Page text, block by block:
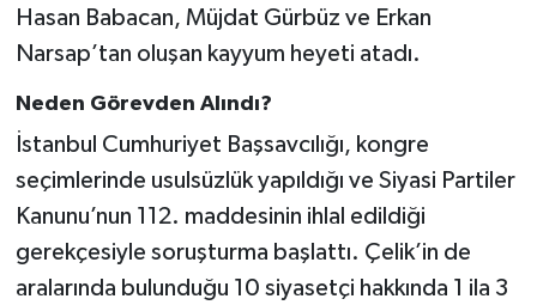
Hasan Babacan, Müjdat Gürbüz ve Erkan
Narsap’tan oluşan kayyum heyeti atadı.
Neden Görevden Alındı?
İstanbul Cumhuriyet Başsavcılığı, kongre
seçimlerinde usulsüzlük yapıldığı ve Siyasi Partiler
Kanunu’nun 112. maddesinin ihlal edildiği
gerekçesiyle soruşturma başlattı. Çelik’in de
aralarında bulunduğu 10 siyasetçi hakkında 1 ila 3
Künye